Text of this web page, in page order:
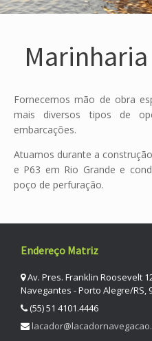
Marinharia
Fornecemos mão de obra
mais diversos tipos de
embarcações.
Atuamos durante a
e P63 em Rio Grande e
poço de perfuração.
Endereço Matriz
Av. Pres. Franklin Roosevelt
Navegantes - Porto Alegre/RS,
(55) 51 4101.4446